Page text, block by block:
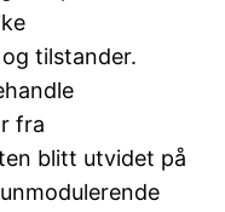
tilstander.
fra
blitt utvidet på